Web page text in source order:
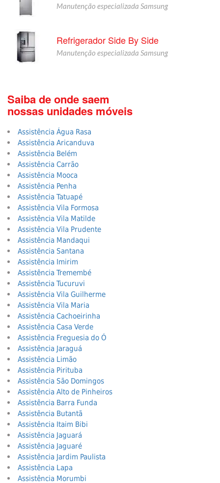
Manutenção especializada Samsung
Refrigerador Side By Side
Manutenção especializada Samsung
Saiba de onde saem
nossas unidades móveis
Assistência Água Rasa
Assistência Aricanduva
Assistência Belém
Assistência Carrão
Assistência Mooca
Assistência Penha
Assistência Tatuapé
Assistência Vila Formosa
Assistência Vila Matilde
Assistência Vila Prudente
Assistência Mandaqui
Assistência Santana
Assistência Imirim
Assistência Tremembé
Assistência Tucuruvi
Assistência Vila Guilherme
Assistência Vila Maria
Assistência Cachoeirinha
Assistência Casa Verde
Assistência Freguesia do Ó
Assistência Jaraguá
Assistência Limão
Assistência Pirituba
Assistência São Domingos
Assistência Alto de Pinheiros
Assistência Barra Funda
Assistência Butantã
Assistência Itaim Bibi
Assistência Jaguará
Assistência Jaguaré
Assistência Jardim Paulista
Assistência Lapa
Assistência Morumbi